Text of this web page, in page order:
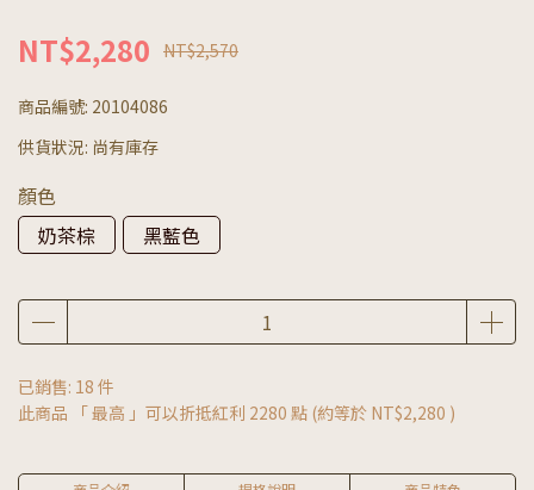
NT$2,280 NT$2,570
商品編號: 20104086
供貨狀況: 尚有庫存
顏色
奶茶棕
黑藍色
已銷售: 18 件
此商品 「 最高 」可以折抵紅利 2280 點 (約等於 NT$2,280 )